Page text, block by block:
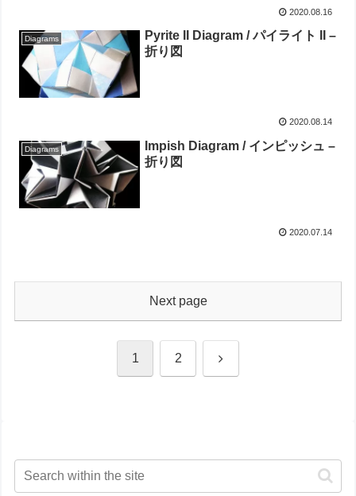
2020.08.16
Diagrams
Pyrite II Diagram / パイライト II –
折り図
2020.08.14
Diagrams
Impish Diagram / インピッシュ –
折り図
2020.07.14
Next page
1 2 Next